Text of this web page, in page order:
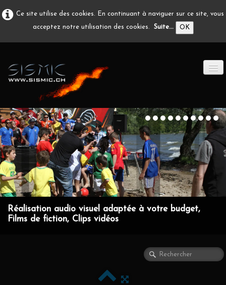
Ce site utilise des cookies. En continuant à naviguer sur ce site, vous
acceptez notre utilisation des cookies. Suite... OK
ACCUEIL
PRODUCTION A/V
DÉVELOPPEMENT
EN IMAGE
CONTACT
Réalisation audio visuel adaptée à votre budget,
Films de fiction, Clips vidéos